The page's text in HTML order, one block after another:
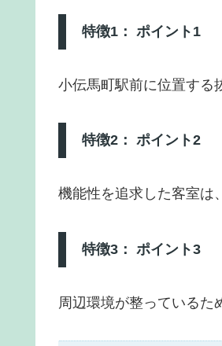
特徴1： ポイント1
小伝馬町駅前に位置する
特徴2： ポイント2
機能性を追求した客室は
特徴3： ポイント3
周辺環境が整っているた